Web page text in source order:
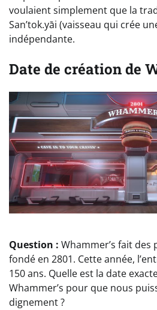
voulaient simplement que la
San’tok.yāi (vaisseau qui crée
indépendante.
Date de création de
Question : Whammer’s fait des
fondé en 2801. Cette année,
150 ans. Quelle est la date
Whammer’s pour que nous
dignement ?